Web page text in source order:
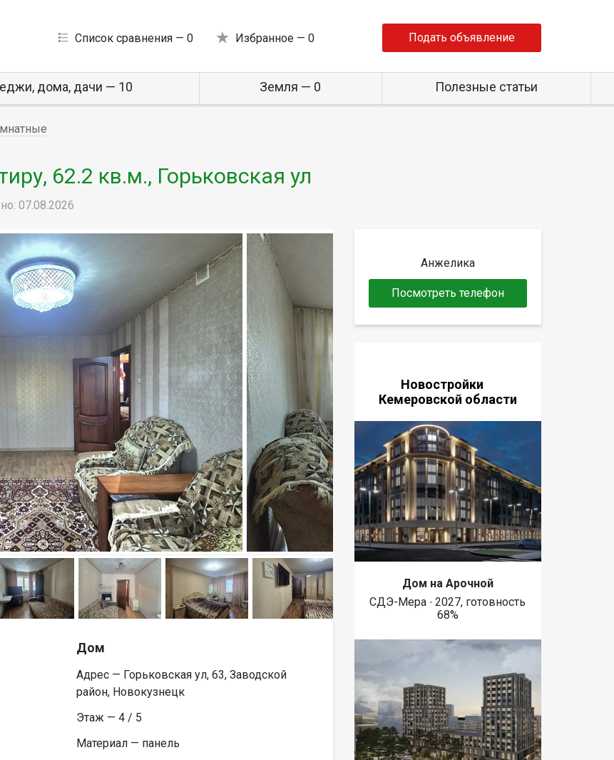
Список сравнения — 0 Избранное — 0 Подать объявление
дома, дачи — 10 Земля — 0 Полезные статьи
62.2 кв.м., Горьковская ул
07.08.2026
Дом
Адрес — Горьковская ул, 63, Заводской
район, Новокузнецк
Этаж — 4 / 5
Материал — панель
Анжелика
Посмотреть телефон
Новостройки
Кемеровской области
Дом на Арочной
СДЭ-Мера ∙ 2027, готовность
68%